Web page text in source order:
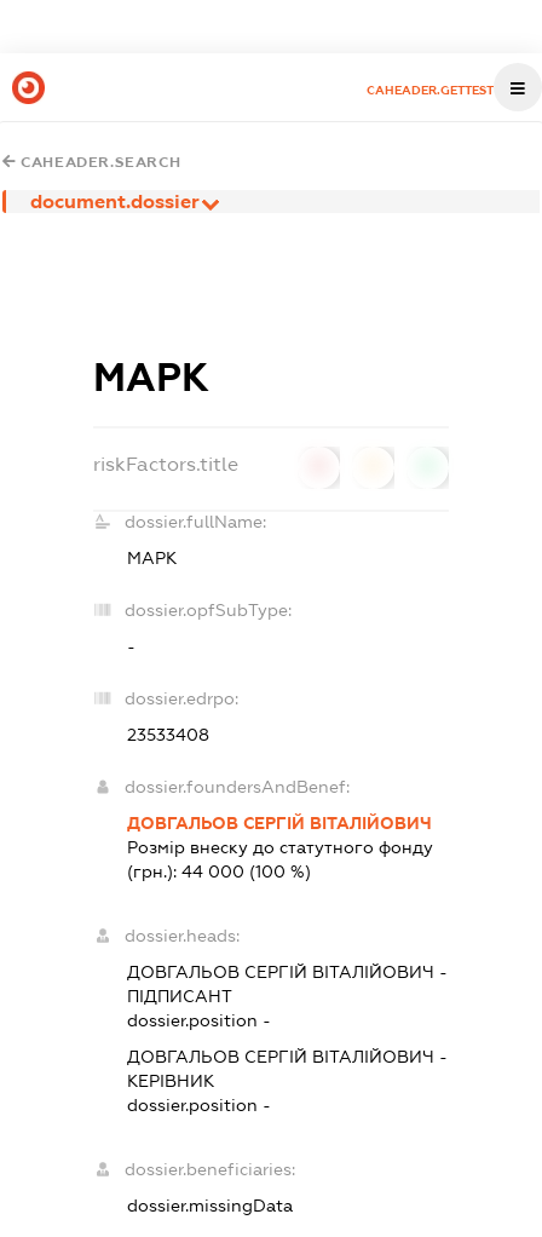
CAHEADER.GETTEST
CAHEADER.SEARCH
document.dossier
МАРК
riskFactors.title
dossier.fullName:
МАРК
dossier.opfSubType:
-
dossier.edrpo:
23533408
dossier.foundersAndBenef:
ДОВГАЛЬОВ СЕРГІЙ ВІТАЛІЙОВИЧ
Розмір внеску до статутного фонду
(грн.): 44 000 (100 %)
dossier.heads:
ДОВГАЛЬОВ СЕРГІЙ ВІТАЛІЙОВИЧ -
ПІДПИСАНТ
dossier.position -
ДОВГАЛЬОВ СЕРГІЙ ВІТАЛІЙОВИЧ -
КЕРІВНИК
dossier.position -
dossier.beneficiaries:
dossier.missingData